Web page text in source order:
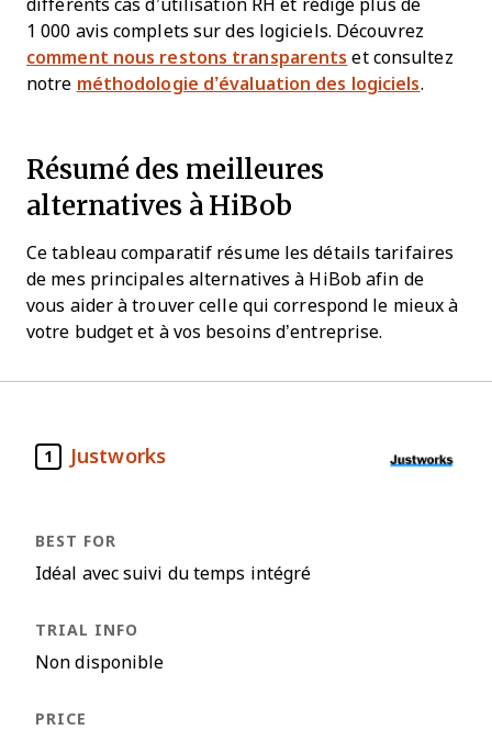
différents cas d’utilisation RH et rédigé plus de
1 000 avis complets sur des logiciels. Découvrez
comment nous restons transparents et consultez
notre méthodologie d’évaluation des logiciels.
Résumé des meilleures
alternatives à HiBob
Ce tableau comparatif résume les détails tarifaires
de mes principales alternatives à HiBob afin de
vous aider à trouver celle qui correspond le mieux à
votre budget et à vos besoins d’entreprise.
1 Justworks
Idéal avec suivi du temps intégré
Non disponible